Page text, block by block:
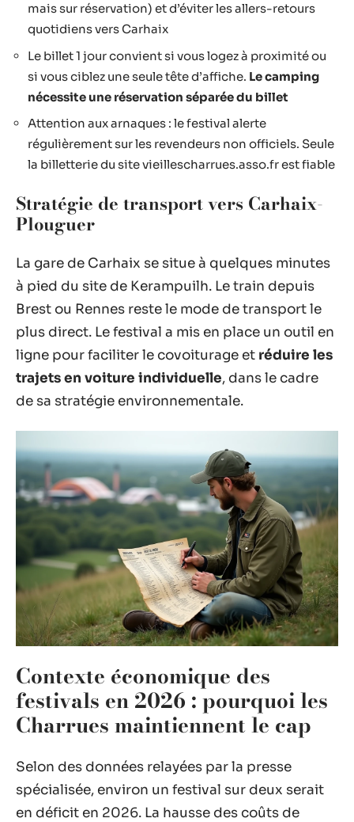
mais sur réservation) et d’éviter les allers-retours
quotidiens vers Carhaix
Le billet 1 jour convient si vous logez à proximité ou
si vous ciblez une seule tête d’affiche. Le camping
nécessite une réservation séparée du billet
Attention aux arnaques : le festival alerte
régulièrement sur les revendeurs non officiels. Seule
la billetterie du site vieillescharrues.asso.fr est fiable
Stratégie de transport vers Carhaix-
Plouguer
La gare de Carhaix se situe à quelques minutes
à pied du site de Kerampuilh. Le train depuis
Brest ou Rennes reste le mode de transport le
plus direct. Le festival a mis en place un outil en
ligne pour faciliter le covoiturage et réduire les
trajets en voiture individuelle, dans le cadre
de sa stratégie environnementale.
Contexte économique des
festivals en 2026 : pourquoi les
Charrues maintiennent le cap
Selon des données relayées par la presse
spécialisée, environ un festival sur deux serait
en déficit en 2026. La hausse des coûts de